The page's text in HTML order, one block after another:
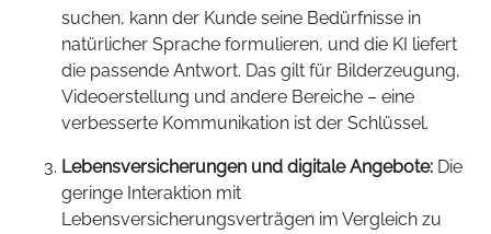
suchen, kann der Kunde seine Bedürfnisse in
natürlicher Sprache formulieren, und die KI liefert
die passende Antwort. Das gilt für Bilderzeugung,
Videoerstellung und andere Bereiche – eine
verbesserte Kommunikation ist der Schlüssel.
Lebensversicherungen und digitale Angebote: Die
geringe Interaktion mit
Lebensversicherungsverträgen im Vergleich zu